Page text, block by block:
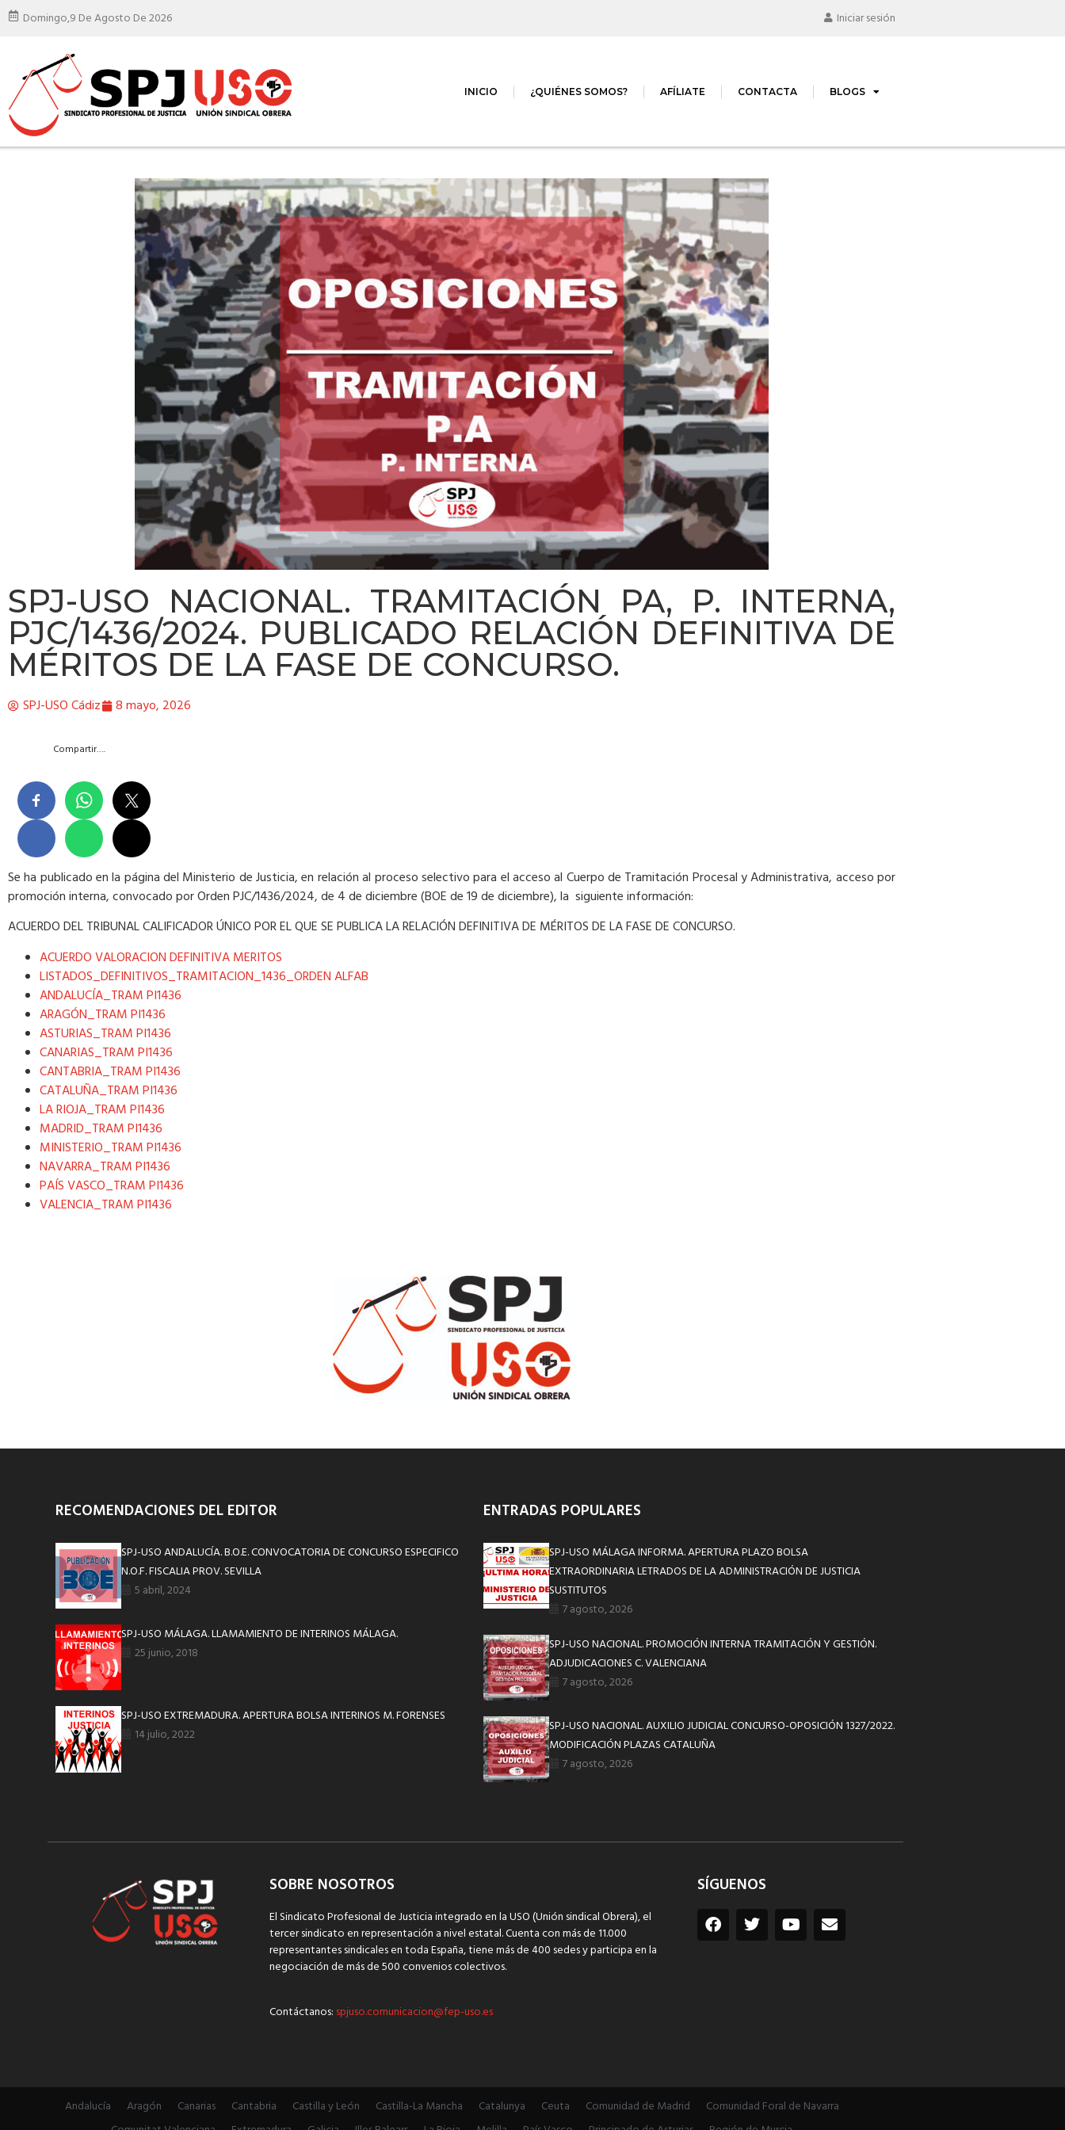
Domingo,9 De Agosto De 2026 Iniciar sesión
INICIO ¿QUIÉNES SOMOS? AFÍLIATE CONTACTA BLOGS
SPJ-USO NACIONAL. TRAMITACIÓN PA, P. INTERNA,
PJC/1436/2024. PUBLICADO RELACIÓN DEFINITIVA DE
MÉRITOS DE LA FASE DE CONCURSO.
SPJ-USO Cádiz 8 mayo, 2026
Compartir….
Se ha publicado en la página del Ministerio de Justicia, en relación al proceso selectivo para el acceso al Cuerpo de Tramitación Procesal y Administrativa, acceso por
promoción interna, convocado por Orden PJC/1436/2024, de 4 de diciembre (BOE de 19 de diciembre), la siguiente información:
ACUERDO DEL TRIBUNAL CALIFICADOR ÚNICO POR EL QUE SE PUBLICA LA RELACIÓN DEFINITIVA DE MÉRITOS DE LA FASE DE CONCURSO.
ACUERDO VALORACION DEFINITIVA MERITOS
LISTADOS_DEFINITIVOS_TRAMITACION_1436_ORDEN ALFAB
ANDALUCÍA_TRAM PI1436
ARAGÓN_TRAM PI1436
ASTURIAS_TRAM PI1436
CANARIAS_TRAM PI1436
CANTABRIA_TRAM PI1436
CATALUÑA_TRAM PI1436
LA RIOJA_TRAM PI1436
MADRID_TRAM PI1436
MINISTERIO_TRAM PI1436
NAVARRA_TRAM PI1436
PAÍS VASCO_TRAM PI1436
VALENCIA_TRAM PI1436
RECOMENDACIONES DEL EDITOR
SPJ-USO ANDALUCÍA. B.O.E. CONVOCATORIA DE CONCURSO ESPECIFICO
N.O.F. FISCALIA PROV. SEVILLA
5 abril, 2024
SPJ-USO MÁLAGA. LLAMAMIENTO DE INTERINOS MÁLAGA.
25 junio, 2018
SPJ-USO EXTREMADURA. APERTURA BOLSA INTERINOS M. FORENSES
14 julio, 2022
ENTRADAS POPULARES
SPJ-USO MÁLAGA INFORMA. APERTURA PLAZO BOLSA
EXTRAORDINARIA LETRADOS DE LA ADMINISTRACIÓN DE JUSTICIA
SUSTITUTOS
7 agosto, 2026
SPJ-USO NACIONAL. PROMOCIÓN INTERNA TRAMITACIÓN Y GESTIÓN.
ADJUDICACIONES C. VALENCIANA
7 agosto, 2026
SPJ-USO NACIONAL. AUXILIO JUDICIAL CONCURSO-OPOSICIÓN 1327/2022.
MODIFICACIÓN PLAZAS CATALUÑA
7 agosto, 2026
SOBRE NOSOTROS
El Sindicato Profesional de Justicia integrado en la USO (Unión sindical Obrera), el
tercer sindicato en representación a nivel estatal. Cuenta con más de 11.000
representantes sindicales en toda España, tiene más de 400 sedes y participa en la
negociación de más de 500 convenios colectivos.
Contáctanos: spjuso.comunicacion@fep-uso.es
SÍGUENOS
Andalucía Aragón Canarias Cantabria Castilla y León Castilla-La Mancha Catalunya Ceuta Comunidad de Madrid
Comunidad Foral de Navarra